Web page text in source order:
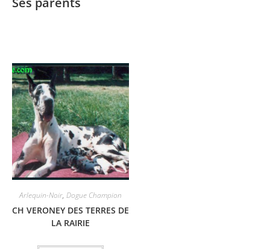
Arlequin-Noir, Dogue Champion
CH VERONEY DES TERRES DE
LA RAIRIE